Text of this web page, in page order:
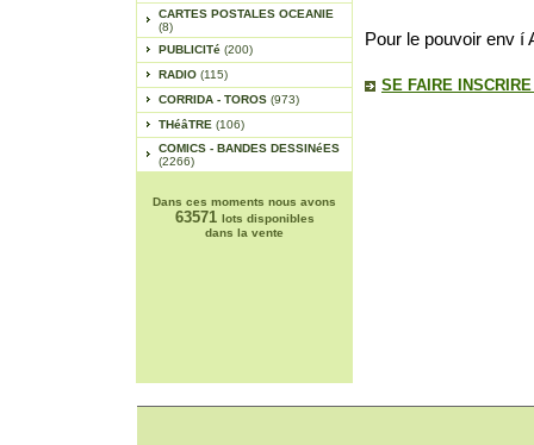
CARTES POSTALES OCEANIE
(8)
PUBLICITé (200)
RADIO (115)
CORRIDA - TOROS (973)
THéâTRE (106)
COMICS - BANDES DESSINéES
(2266)
Dans ces moments nous avons
63571 lots disponibles
dans la vente
Pour le pouvoir env í
SE FAIRE